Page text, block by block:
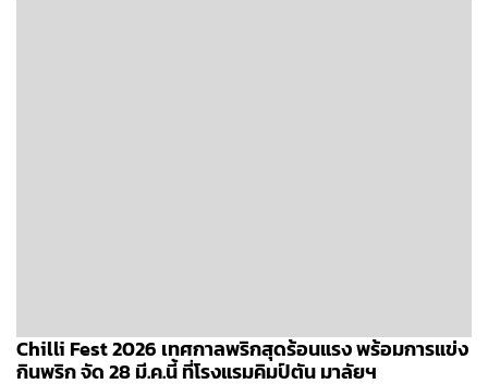
Chilli Fest 2026 เทศกาลพริกสุดร้อนแรง พร้อมการแข่ง
กินพริก จัด 28 มี.ค.นี้ ที่โรงแรมคิมป์ตัน มาลัยฯ